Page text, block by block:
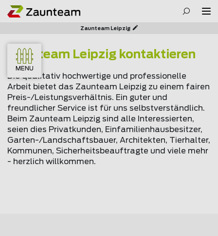
Zaunteam Leipzig
MENU
Zaunteam Leipzig kontaktieren
Die qualitativ hochwertige und professionelle
Arbeit bietet das Zaunteam Leipzig zu einem fairen
Preis-/Leistungsverhältnis. Ein guter und
freundlicher Service ist für uns selbstverständlich.
Beim Zaunteam Leipzig sind alle Interessierten,
seien dies Privatkunden, Einfamilienhausbesitzer,
Garten-/Landschaftsbauer, Architekten, Tierhalter,
Kommunen, Sicherheitsbeauftragte und viele mehr
- herzlich willkommen.